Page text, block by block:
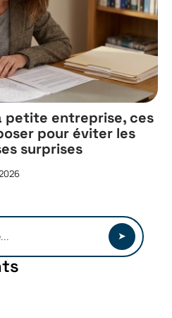
petite entreprise, ces
pour éviter les
surprises